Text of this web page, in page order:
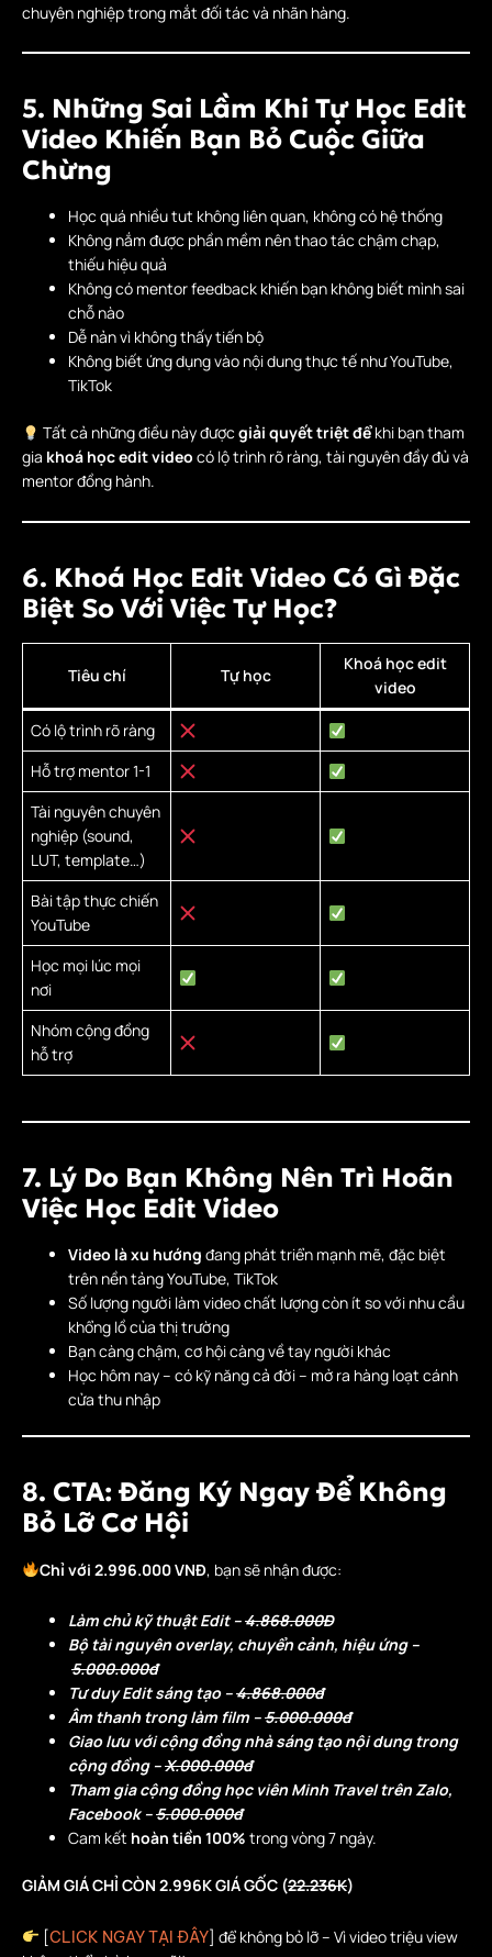
chuyên nghiệp trong mắt đối tác và nhãn hàng.
5. Những Sai Lầm Khi Tự Học Edit
Video Khiến Bạn Bỏ Cuộc Giữa
Chừng
Học quá nhiều tut không liên quan, không có hệ thống
Không nắm được phần mềm nên thao tác chậm chạp,
thiếu hiệu quả
Không có mentor feedback khiến bạn không biết mình sai
chỗ nào
Dễ nản vì không thấy tiến bộ
Không biết ứng dụng vào nội dung thực tế như YouTube,
TikTok
Tất cả những điều này được giải quyết triệt đểkhi bạn tham
gia khoá học edit video có lộ trình rõ ràng, tài nguyên đầy đủ và
mentor đồng hành.
6. Khoá Học Edit Video Có Gì Đặc
Biệt So Với Việc Tự Học?
Tiêu chí Tự học
Khoá học edit
video
Có lộ trình rõ ràng
Hỗ trợ mentor 1-1
Tài nguyên chuyên
nghiệp (sound,
LUT, template…)
Bài tập thực chiến
YouTube
Học mọi lúc mọi
nơi
Nhóm cộng đồng
hỗ trợ
7. Lý Do Bạn Không Nên Trì Hoãn
Việc Học Edit Video
Video là xu hướng đang phát triển mạnh mẽ, đặc biệt
trên nền tảng YouTube, TikTok
Số lượng người làm video chất lượng còn ít so với nhu cầu
khổng lồ của thị trường
Bạn càng chậm, cơ hội càng về tay người khác
Học hôm nay – có kỹ năng cả đời – mở ra hàng loạt cánh
cửa thu nhập
8. CTA: Đăng Ký Ngay Để Không
Bỏ Lỡ Cơ Hội
Chỉ với 2.996.000 VNĐ, bạn sẽ nhận được:
Làm chủ kỹ thuật Edit –4.868.000Đ
Bộ tài nguyên overlay, chuyển cảnh, hiệu ứng –
5.000.000đ
Tư duy Edit sáng tạo –4.868.000đ
Âm thanh trong làm film –5.000.000đ
Giao lưu với cộng đồng nhà sáng tạo nội dung trong
cộng đồng –X.000.000đ
Tham gia cộng đồng học viên Minh Travel trên Zalo,
Facebook –5.000.000đ
Cam kết hoàn tiền 100% trong vòng 7 ngày.
GIẢM GIÁ CHỈ CÒN 2.996K GIÁ GỐC (22.236K)
[CLICK NGAY TẠI ĐÂY] để không bỏ lỡ – Vì video triệu view